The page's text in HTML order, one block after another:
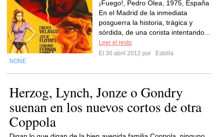
¡Fuego!, Pedro Olea, 1975, España
En el Madrid de la inmediata
posguerra la historia, trágica y
sórdida, de una corista intentando...
Leer el resto
El 30 abril 2012 por
Esbilla
NONE
Herzog, Lynch, Jonze o Gondry
suenan en los nuevos cortos de otra
Coppola